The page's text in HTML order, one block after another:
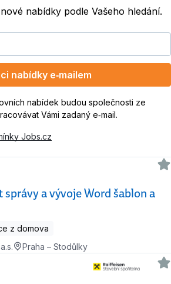
nabídky podle Vašeho hledání.
nabídky e‑mailem
nabídek budou společnosti ze
Vámi zadaný e‑mail.
Jobs.cz
správy a vývoje Word šablon a
z domova
Praha – Stodůlky